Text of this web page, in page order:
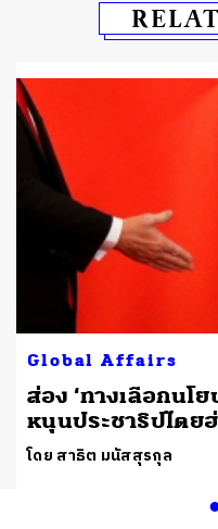
Global Affairs
ส่อง ‘ทางเลือกนโ
หนุนประชาธิปไตย
โดย สาธิต มนัสสุรกุล